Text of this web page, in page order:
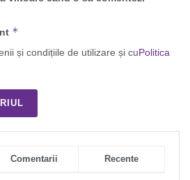
*
și condițiile de utilizare și cuPolitica
Comentarii Recente